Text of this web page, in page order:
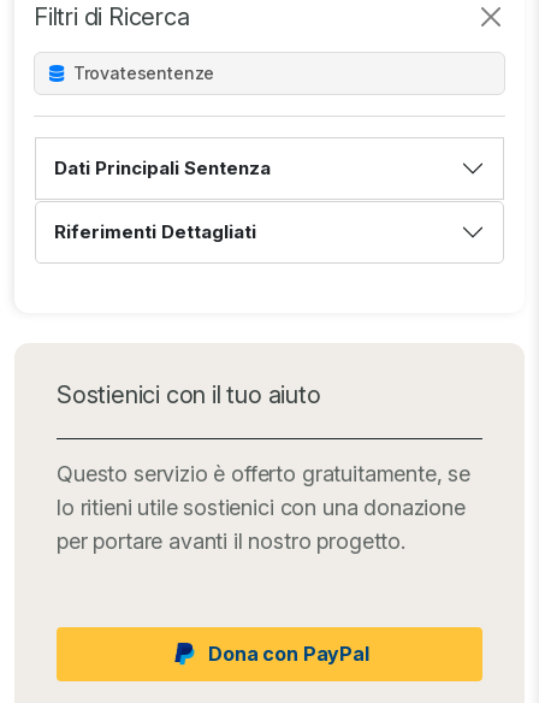
Filtri di Ricerca
Trovatesentenze
Dati Principali Sentenza
Riferimenti Dettagliati
Sostienici con il tuo aiuto
Questo servizio è offerto gratuitamente, se
lo ritieni utile sostienici con una donazione
per portare avanti il nostro progetto.
Dona con PayPal